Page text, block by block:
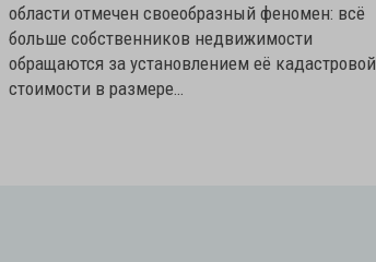
области отмечен своеобразный феномен: всё
больше собственников недвижимости
обращаются за установлением её кадастровой
стоимости в размере…